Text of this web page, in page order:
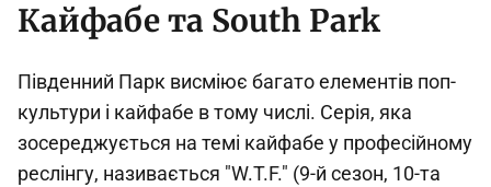
Кайфабе та South Park
Південний Парк висміює багато елементів поп-
культури і кайфабе в тому числі. Серія, яка
зосереджується на темі кайфабе у професійному
реслінгу, називається "W.T.F." (9-й сезон, 10-та